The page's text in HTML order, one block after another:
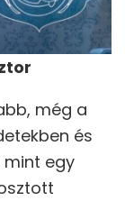
még a
és
egy